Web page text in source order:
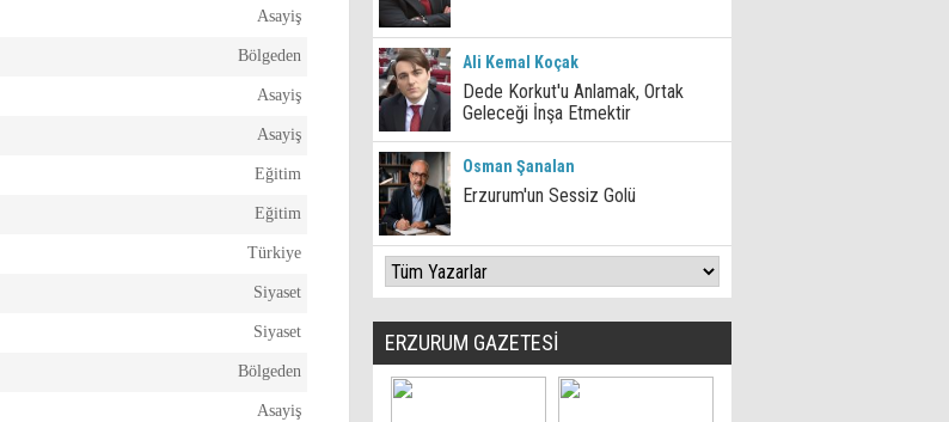
Asayiş
Bölgeden
Asayiş
Asayiş
Eğitim
Eğitim
Türkiye
Siyaset
Siyaset
Bölgeden
Asayiş
Ali Kemal Koçak
Dede Korkut'u Anlamak, Ortak
Geleceği İnşa Etmektir
Osman Şanalan
Erzurum'un Sessiz Golü
ERZURUM GAZETESİ